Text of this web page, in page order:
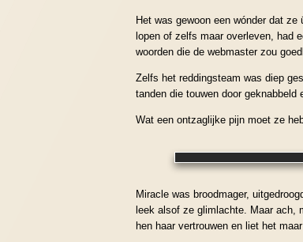
Het was gewoon een wónder dat
lopen of zelfs maar overleven, had
woorden die de webmaster zou
Zelfs het reddingsteam was diep
tanden die touwen door geknabbeld
Wat een ontzaglijke pijn moet ze
Miracle was broodmager,
leek alsof ze glimlachte. Maar ach,
hen haar vertrouwen en liet het